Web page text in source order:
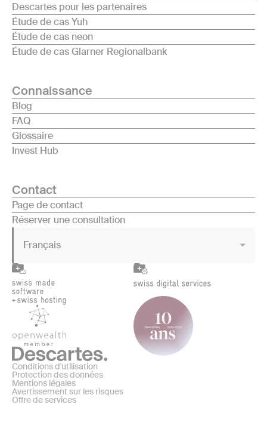
Descartes pour les partenaires
Étude de cas Yuh
Étude de cas neon
Étude de cas Glarner Regionalbank
Connaissance
Blog
FAQ
Glossaire
Invest Hub
Contact
Page de contact
Réserver une consultation
Français
Conditions d'utilisation
Protection des données
Mentions légales
Avertissement sur les risques
Offre de services